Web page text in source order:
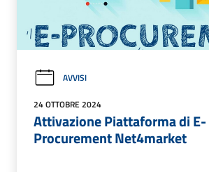
AVVISI
24 OTTOBRE 2024
Attivazione Piattaforma di E-
Procurement Net4market